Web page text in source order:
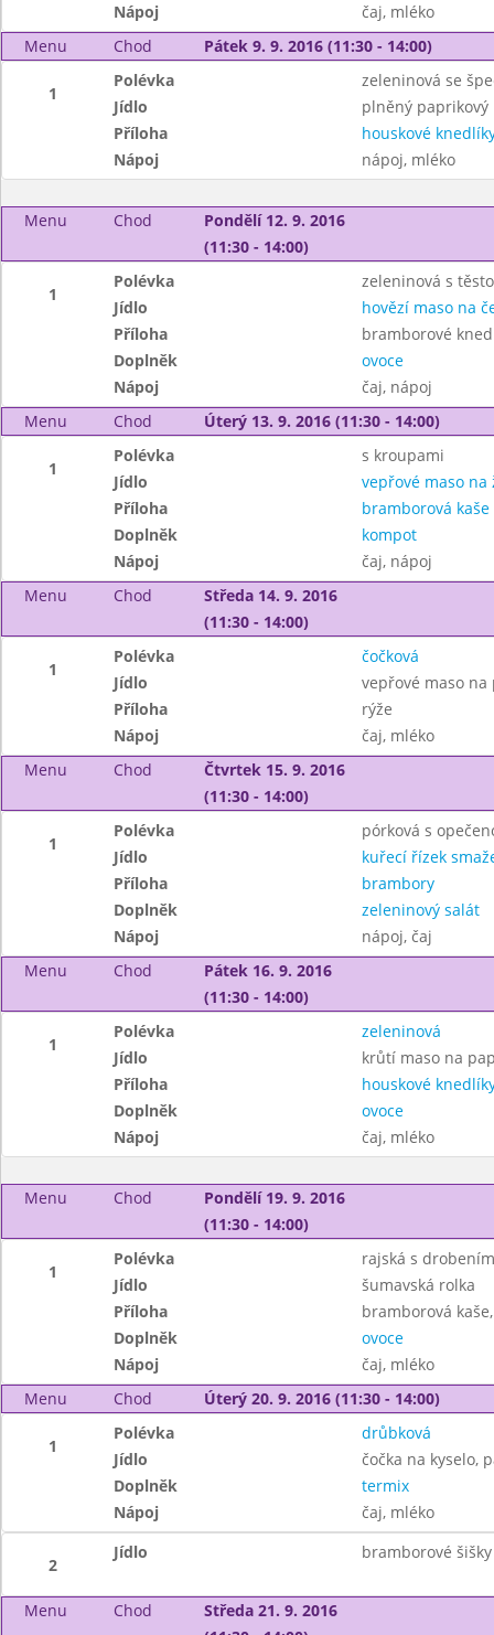
Nápoj
čaj, mléko
Menu
Chod Pátek 9. 9. 2016 (11:30 - 14:00)
1
Polévka
zeleninová se
Jídlo
plněný paprikový
Příloha
houskové
Nápoj
nápoj, mléko
Menu Chod
Pondělí 12. 9. 2016
(11:30 - 14:00)
1
Polévka
zeleninová s
Jídlo
hovězí maso na
Příloha
bramborové
Doplněk
ovoce
Nápoj
čaj, nápoj
Menu
Chod Úterý 13. 9. 2016 (11:30 - 14:00)
1
Polévka
s kroupami
Jídlo
vepřové maso na
Příloha
bramborová kaše
Doplněk
kompot
Nápoj
čaj, nápoj
Menu
Chod
Středa 14. 9. 2016
(11:30 - 14:00)
1
Polévka
čočková
Jídlo
vepřové maso na
Příloha
rýže
Nápoj
čaj, mléko
Menu
Chod
Čtvrtek 15. 9. 2016
(11:30 - 14:00)
1
Polévka
pórková s
Jídlo
kuřecí řízek
Příloha
brambory
Doplněk
zeleninový salát
Nápoj
nápoj, čaj
Menu
Chod
Pátek 16. 9. 2016
(11:30 - 14:00)
1
Polévka
zeleninová
Jídlo
krůtí maso na
Příloha
houskové
Doplněk
ovoce
Nápoj
čaj, mléko
Menu Chod
Pondělí 19. 9. 2016
(11:30 - 14:00)
1
Polévka
rajská s drobením
Jídlo
šumavská rolka
Příloha
bramborová
Doplněk
ovoce
Nápoj
čaj, mléko
Menu
Chod Úterý 20. 9. 2016 (11:30 - 14:00)
1
Polévka
drůbková
Jídlo
čočka na kyselo,
Doplněk
termix
Nápoj
čaj, mléko
2
Jídlo bramborové
Menu Chod
Středa 21. 9. 2016